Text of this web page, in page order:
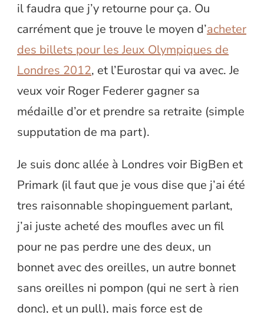
il faudra que j’y retourne pour ça. Ou
carrément que je trouve le moyen d’acheter
des billets pour les Jeux Olympiques de
Londres 2012, et l’Eurostar qui va avec. Je
veux voir Roger Federer gagner sa
médaille d’or et prendre sa retraite (simple
supputation de ma part).
Je suis donc allée à Londres voir BigBen et
Primark (il faut que je vous dise que j’ai été
tres raisonnable shopinguement parlant,
j’ai juste acheté des moufles avec un fil
pour ne pas perdre une des deux, un
bonnet avec des oreilles, un autre bonnet
sans oreilles ni pompon (qui ne sert à rien
donc), et un pull), mais force est de